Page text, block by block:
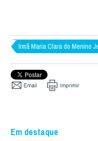
Irmã Maria Clara do Menino
Em destaque